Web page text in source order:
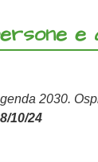
2030.
10/24